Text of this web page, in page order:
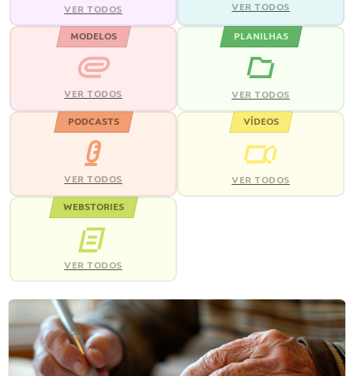
VER TODOS VER TODOS
MODELOS
VER TODOS
PLANILHAS
VER TODOS
PODCASTS
VER TODOS
VÍDEOS
VER TODOS
WEBSTORIES
VER TODOS